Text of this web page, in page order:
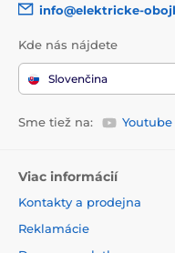
info@elektricke-
Kde nás nájdete
Slovenčina
Sme tiež na: Youtube
Viac informácií
Kontakty a prodejna
Reklamácie